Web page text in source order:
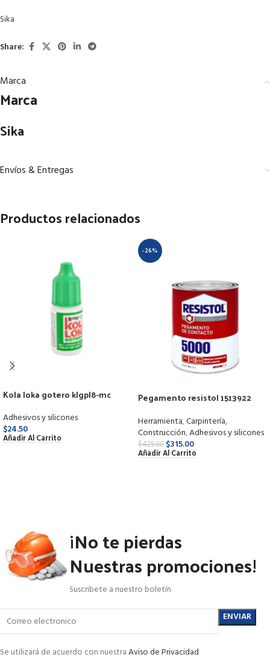
Sika
Share:
Marca
Marca
Sika
Envíos & Entregas
Productos relacionados
Kola loka gotero klgpl8-mc
Adhesivos y silicones
$24.50
Añadir Al Carrito
-26%
Pegamento resistol 1513922
Herramienta,Carpintería,
Construcción,Adhesivos y silicones
$425.00 $315.00
Añadir Al Carrito
¡No te pierdas
Nuestras promociones!
Suscribete a nuestro boletín
Se utilizará de acuerdo con nuestraAviso de Privacidad